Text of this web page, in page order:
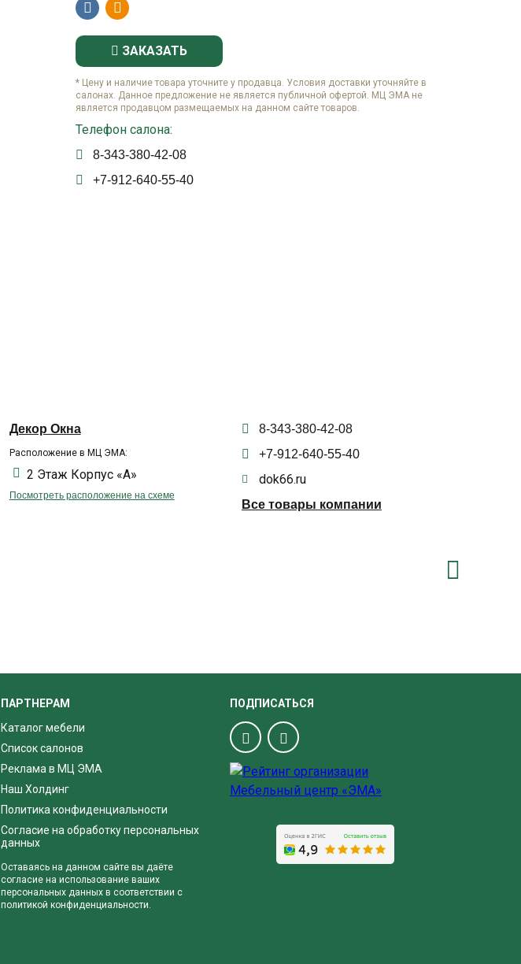
ЗАКАЗАТЬ
* Цену и наличие товара уточните у продавца. Условия доставки уточняйте в
салонах. Данное предложение не является публичной офертой. МЦ ЭМА не
является продавцом размещаемых на данном сайте товаров.
Телефон салона:
8-343-380-42-08
+7-912-640-55-40
Декор Окна
Расположение в МЦ ЭМА:
2 Этаж Корпус «А»
Посмотреть расположение на схеме
8-343-380-42-08
+7-912-640-55-40
dok66.ru
Все товары компании
ПАРТНЕРАМ
Каталог мебели
Список салонов
Реклама в МЦ ЭМА
Наш Холдинг
Политика конфиденциальности
Согласие на обработку персональных
данных
Оставаясь на данном сайте вы даёте
согласие на использование ваших
персональных данных в соответствии с
политикой конфиденциальности.
ПОДПИСАТЬСЯ